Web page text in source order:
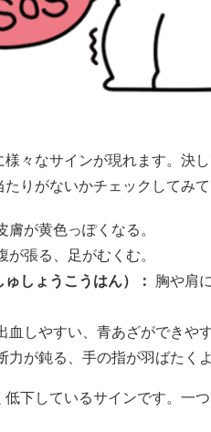
々なサインが現れます。決
りがないかチェックしてみて
膚が黄色っぽくなる。
が張る、足がむくむ。
しょうこうはん）：
胸や肩
血しやすい、青あざができやす
力が鈍る、手の指が羽ばたく
下しているサインです。一